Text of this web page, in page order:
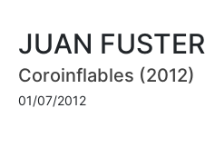
JUAN FUSTER
Coroinflables (2012)
01/07/2012